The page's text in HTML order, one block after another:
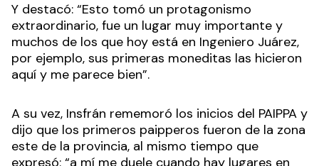
Y destacó: “Esto tomó un protagonismo
extraordinario, fue un lugar muy importante y
muchos de los que hoy está en Ingeniero Juárez,
por ejemplo, sus primeras moneditas las hicieron
aquí y me parece bien”.
A su vez, Insfrán rememoró los inicios del PAIPPA y
dijo que los primeros paipperos fueron de la zona
este de la provincia, al mismo tiempo que